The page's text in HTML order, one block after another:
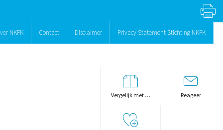
NKFK Contact Disclaimer Privacy Statement Stichting NKFK
Vergelijk met … Reageer